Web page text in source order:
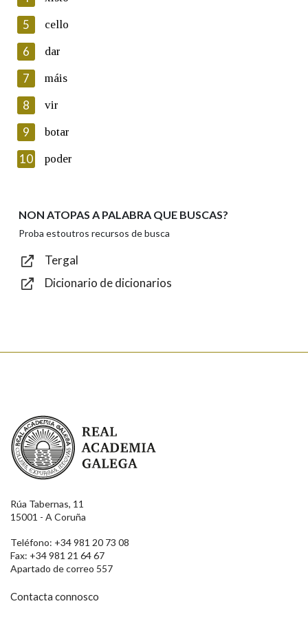
Lin e acepto as condicións da política de
Introduce o código que aparece na imaxe:
Texto de verificación
Enviar
5 cello
6 dar
7 máis
8 vir
9 botar
10 poder
NON ATOPAS A PALABRA QUE BUSCAS?
Proba estoutros recursos de busca
Tergal
Dicionario de dicionarios
Real Academia Galega
Rúa Tabernas, 11
15001 - A Coruña
Teléfono: +34 981 20 73 08
Fax: +34 981 21 64 67
Apartado de correo 557
Contacta connosco